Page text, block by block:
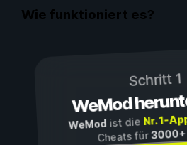
Wie funktioniert es?
Schritt 1
WeMod
WeMod ist die Nr. 1-
Cheats für